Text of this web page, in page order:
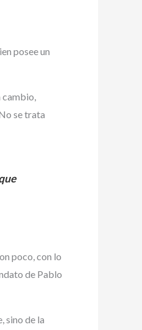
posee un
se trata
poco, con lo
de Pablo
sino de la